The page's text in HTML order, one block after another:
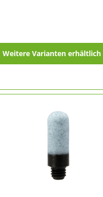
Weitere Varianten erhältlich